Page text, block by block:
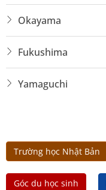
Okayama
Fukushima
Yamaguchi
Trường học Nhật Bản
Góc du học sinh